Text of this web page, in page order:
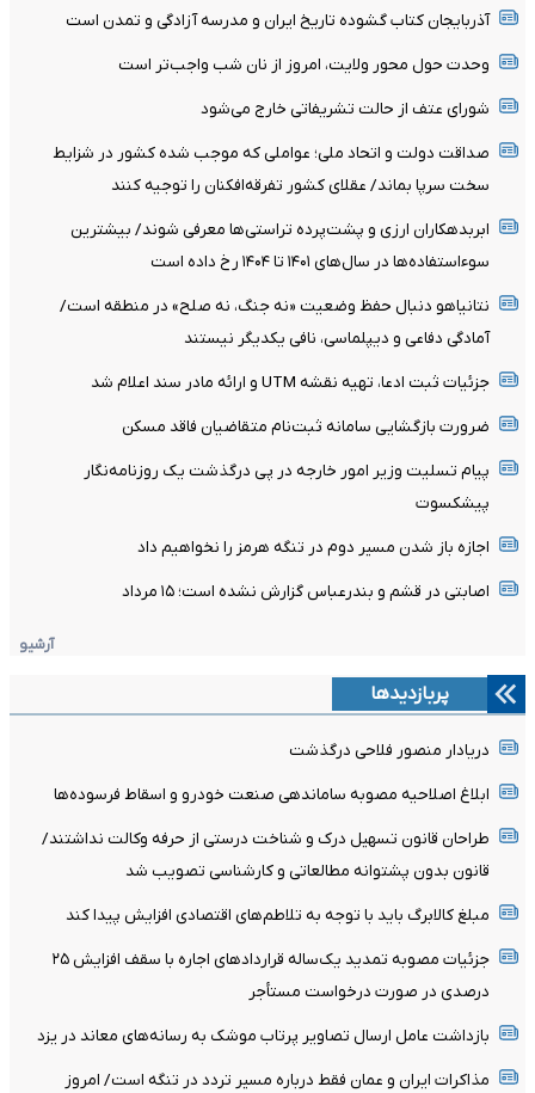
آذربایجان کتاب گشوده تاریخ ایران و مدرسه آزادگی و تمدن است
وحدت حول محور ولایت، امروز از نان شب واجب‌تر است
شورای عتف از حالت تشریفاتی خارج می‌شود
صداقت دولت و اتحاد ملی؛ عواملی که موجب شده کشور در شزایط
سخت سرپا بماند/ عقلای کشور تفرقه‌افکنان را توجیه کنند
ابربدهکاران ارزی و پشت‌پرده تراستی‌ها معرفی شوند/ بیشترین
سوءاستفاده‌ها در سال‌های ۱۴۰۱ تا ۱۴۰۴ رخ داده است
نتانیاهو دنبال حفظ وضعیت «نه جنگ، نه صلح» در منطقه است/
آمادگی دفاعی و دیپلماسی، نافی یکدیگر نیستند
جزئیات ثبت ادعا، تهیه نقشه UTM و ارائه مادر سند اعلام شد
ضرورت بازگشایی سامانه ثبت‌نام متقاضیان فاقد مسکن
پیام تسلیت وزیر امور خارجه در پی درگذشت یک روزنامه‌نگار
پیشکسوت
اجازه باز شدن مسیر دوم در تنگه هرمز را نخواهیم داد
اصابتی در قشم و بندرعباس گزارش نشده است؛ ۱۵ مرداد
آرشیو
پربازدیدها
دریادار منصور فلاحی درگذشت
ابلاغ اصلاحیه مصوبه ساماندهی صنعت خودرو و اسقاط فرسوده‌ها
طراحان قانون تسهیل درک و شناخت درستی از حرفه وکالت نداشتند/
قانون بدون پشتوانه مطالعاتی و کارشناسی تصویب شد
مبلغ کالابرگ باید با توجه به تلاطم‌های اقتصادی افزایش پیدا کند
جزئیات مصوبه تمدید یک‌ساله قرارداد‌های اجاره با سقف افزایش ۲۵
درصدی در صورت درخواست مستأجر
بازداشت عامل ارسال تصاویر پرتاب موشک به رسانه‌های معاند در یزد
مذاکرات ایران و عمان فقط درباره مسیر تردد در تنگه است/ امروز